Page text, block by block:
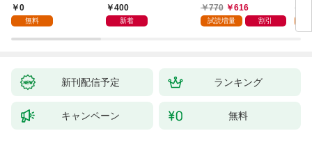
した(1)
0
無料
400
新着
叩き折っていたら、い
つの間にかヒロイン達
770 616
試読増量 割引
新刊配信予定 ランキング
キャンペーン 無料